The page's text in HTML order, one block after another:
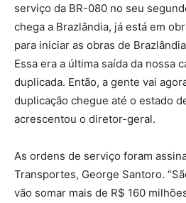
serviço da BR-080 no seu
chega a Brazlândia, já está em
para iniciar as obras de
Essa era a última saída da nossa
duplicada. Então, a gente vai
duplicação chegue até o estado
acrescentou o diretor-geral.
As ordens de serviço foram
Transportes, George Santoro.
vão somar mais de R$ 160